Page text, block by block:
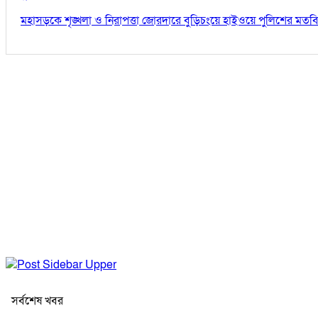
মহাসড়কে শৃঙ্খলা ও নিরাপত্তা জোরদারে বুড়িচংয়ে হাইওয়ে পুলিশের
সর্বশেষ খবর